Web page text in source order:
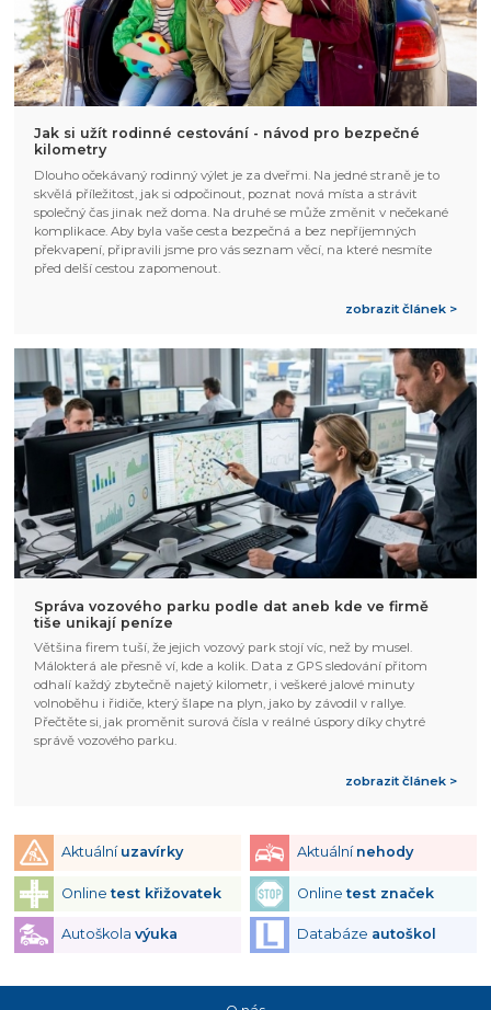
Jak si užít rodinné cestování - návod pro bezpečné
kilometry
Dlouho očekávaný rodinný výlet je za dveřmi. Na jedné straně je to
skvělá příležitost, jak si odpočinout, poznat nová místa a strávit
společný čas jinak než doma. Na druhé se může změnit v nečekané
komplikace. Aby byla vaše cesta bezpečná a bez nepříjemných
překvapení, připravili jsme pro vás seznam věcí, na které nesmíte
před delší cestou zapomenout.
zobrazit článek >
Správa vozového parku podle dat aneb kde ve firmě
tiše unikají peníze
Většina firem tuší, že jejich vozový park stojí víc, než by musel.
Málokterá ale přesně ví, kde a kolik. Data z GPS sledování přitom
odhalí každý zbytečně najetý kilometr, i veškeré jalové minuty
volnoběhu i řidiče, který šlape na plyn, jako by závodil v rallye.
Přečtěte si, jak proměnit surová čísla v reálné úspory díky chytré
správě vozového parku.
zobrazit článek >
Aktuální uzavírky Aktuální nehody
Onlinetest křižovatek Onlinetest značek
Autoškola výuka Databáze autoškol